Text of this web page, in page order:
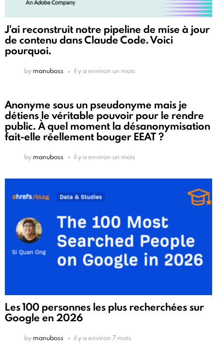
J'ai reconstruit notre pipeline de mise à jour
de contenu dans Claude Code. Voici
pourquoi.
by manuboss il y a environ un mois
Anonyme sous un pseudonyme mais je
détiens le véritable pouvoir pour le rendre
public. À quel moment la désanonymisation
fait-elle réellement bouger EEAT ?
by manuboss il y a environ un mois
Les 100 personnes les plus recherchées sur
Google en 2026
by manuboss il y a environ 7 mois